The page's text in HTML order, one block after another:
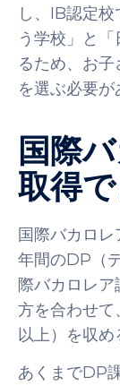
し、IB認定
う学校」と
るため、お
を選ぶ必要が
国際
取得
国際バカロレ
年間のDP（
際バカロレ
方を合わせ
以上）を収め
あくまでDP